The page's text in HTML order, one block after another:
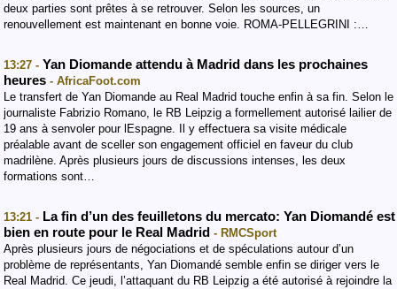
deux parties sont prêtes à se retrouver. Selon les sources, un
renouvellement est maintenant en bonne voie. ROMA-PELLEGRINI :…
13:27 - Yan Diomande attendu à Madrid dans les prochaines
heures - AfricaFoot.com
Le transfert de Yan Diomande au Real Madrid touche enfin à sa fin. Selon le
journaliste Fabrizio Romano, le RB Leipzig a formellement autorisé lailier de
19 ans à senvoler pour lEspagne. Il y effectuera sa visite médicale
préalable avant de sceller son engagement officiel en faveur du club
madrilène. Après plusieurs jours de discussions intenses, les deux
formations sont…
13:21 - La fin d’un des feuilletons du mercato: Yan Diomandé est
bien en route pour le Real Madrid - RMCSport
Après plusieurs jours de négociations et de spéculations autour d’un
problème de représentants, Yan Diomandé semble enfin se diriger vers le
Real Madrid. Ce jeudi, l’attaquant du RB Leipzig a été autorisé à rejoindre la